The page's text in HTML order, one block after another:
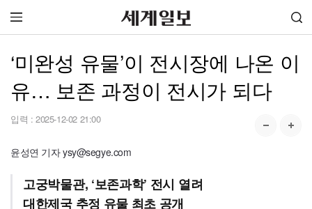
‘미완성 유물’이 전시장에 나온 이
유… 보존 과정이 전시가 되다
입력 : 2025-12-02 21:00
윤성연 기자 ysy@segye.com
고궁박물관, ‘보존과학’ 전시 열려
대한제국 추정 유물 최초 공개